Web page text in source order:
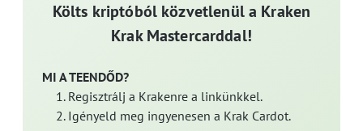
Költs kriptóból közvetlenül a Kraken
Krak Mastercarddal!
MI A TEENDŐD?
Regisztrálj a Krakenre a linkünkkel.
Igényeld meg ingyenesen a Krak Cardot.